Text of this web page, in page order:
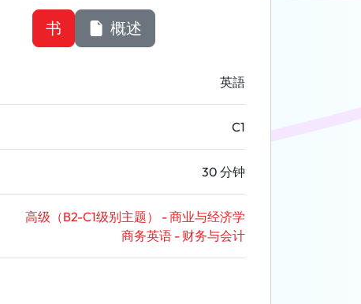
书 概述
英語
C1
30 分钟
高级（B2-C1级别主题） - 商业与经济学
商务英语 - 财务与会计